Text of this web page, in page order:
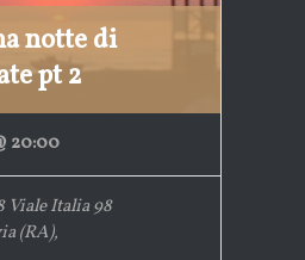
notte di
pt 2
20:00
Viale Italia 98
(RA),